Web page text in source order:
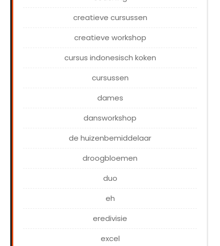
creatieve cursussen
creatieve workshop
cursus indonesisch koken
cursussen
dames
dansworkshop
de huizenbemiddelaar
droogbloemen
duo
eh
eredivisie
excel